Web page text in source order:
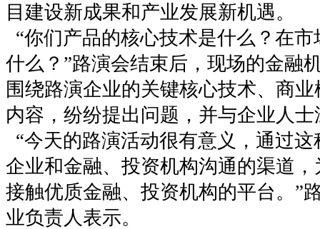
目建设新成果和产业发展新机遇。
“你们产品的核心技术是什么？在
什么？”路演会结束后，现场的金融
围绕路演企业的关键核心技术、商
内容，纷纷提出问题，并与企业人
“今天的路演活动很有意义，通过
企业和金融、投资机构沟通的渠道
接触优质金融、投资机构的平台。”
业负责人表示。